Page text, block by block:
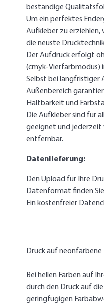
beständige
Um ein perfektes
Aufkleber zu erziehlen,
die neuste
Der Aufdruck erfolgt
(cmyk-Vierfarbmodus)
Selbst bei langfristiger
Außenbereich
Haltbarkeit und
Die Aufkleber sind für
geeignet und jederzeit
entfernbar.
Datenlieferung:
Den Upload für Ihre
Datenformat finden
Ein kostenfreier
Druck auf neonfarbene
Bei hellen Farben auf
durch den Druck auf
geringfügigen